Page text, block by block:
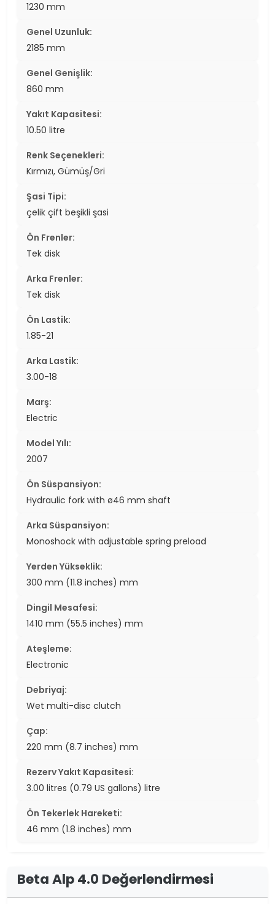
1230 mm
Genel Uzunluk:
2185 mm
Genel Genişlik:
860 mm
Yakıt Kapasitesi:
10.50 litre
Renk Seçenekleri:
Kırmızı, Gümüş/Gri
Şasi Tipi:
çelik çift beşikli şasi
Ön Frenler:
Tek disk
Arka Frenler:
Tek disk
Ön Lastik:
1.85-21
Arka Lastik:
3.00-18
Marş:
Electric
Model Yılı:
2007
Ön Süspansiyon:
Hydraulic fork with ø46 mm shaft
Arka Süspansiyon:
Monoshock with adjustable spring preload
Yerden Yükseklik:
300 mm (11.8 inches) mm
Dingil Mesafesi:
1410 mm (55.5 inches) mm
Ateşleme:
Electronic
Debriyaj:
Wet multi-disc clutch
Çap:
220 mm (8.7 inches) mm
Rezerv Yakıt Kapasitesi:
3.00 litres (0.79 US gallons) litre
Ön Tekerlek Hareketi:
46 mm (1.8 inches) mm
Beta Alp 4.0 Değerlendirmesi